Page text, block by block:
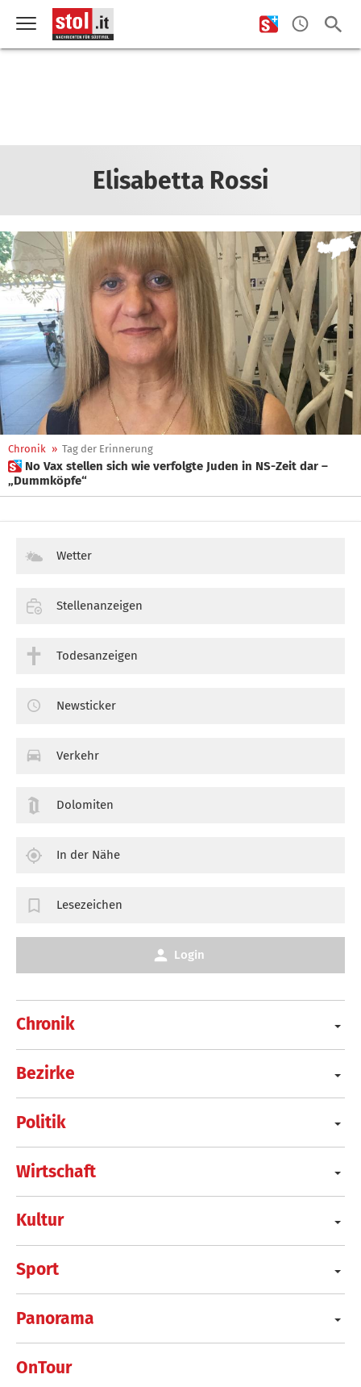
Elisabetta Rossi
Chronik » Tag der Erinnerung
 No Vax stellen sich wie verfolgte Juden in NS-Zeit dar –
„Dummköpfe“
Chronik
Bezirke
Politik
Wirtschaft
Kultur
Sport
Panorama
OnTour
Wetter
Stellenanzeigen
Todesanzeigen
Newsticker
Verkehr
Dolomiten
In der Nähe
Lesezeichen
Login